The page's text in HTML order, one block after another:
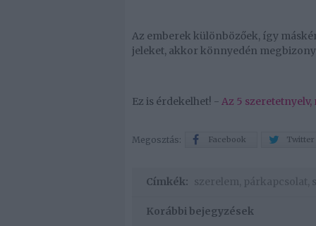
Az emberek különbözőek, így
jeleket, akkor könnyedén
Ez is érdekelhet! - Az 5
Megosztás: Facebook Twitter
Címkék: szerelem párkapcsolat
Korábbi bejegyzések